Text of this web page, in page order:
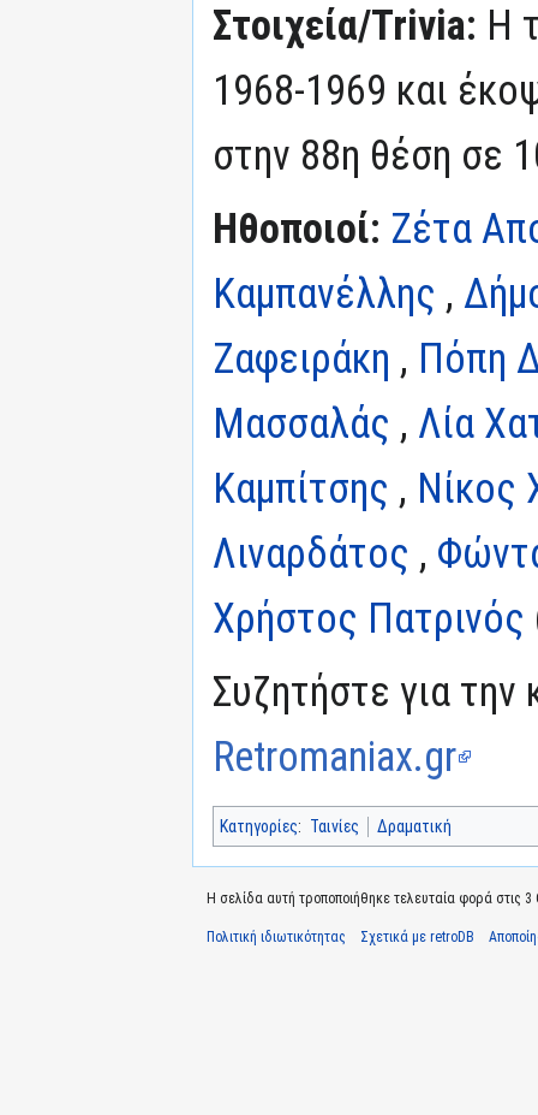
Στοιχεία/Trivia: Η
1968-1969 και
στην 88η θέση σε
Ηθοποιοί: Ζέτα
Καμπανέλλης ,
Ζαφειράκη , Πόπη
Μασσαλάς , Λία
Καμπίτσης , Νίκος
Λιναρδάτος ,
Χρήστος Πατρινός
Συζητήστε για την
Retromaniax.gr
Κατηγορίες: Ταινίες Δραματική
Η σελίδα αυτή τροποποιήθηκε τελευταία φορά στις
Πολιτική ιδιωτικότητας Σχετικά με retroDB